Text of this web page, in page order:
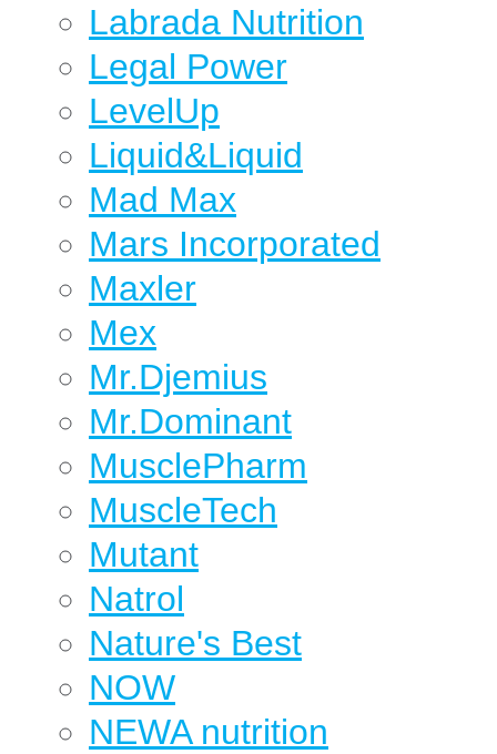
Labrada Nutrition
Legal Power
LevelUp
Liquid&Liquid
Mad Max
Mars Incorporated
Maxler
Mex
Mr.Djemius
Mr.Dominant
MusclePharm
MuscleTech
Mutant
Natrol
Nature's Best
NOW
NEWA nutrition